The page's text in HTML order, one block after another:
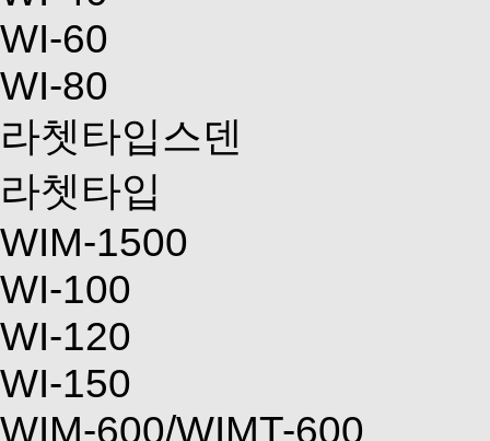
WI-60
WI-80
라쳇타입스덴
라쳇타입
WIM-1500
WI-100
WI-120
WI-150
WIM-600/WIMT-600